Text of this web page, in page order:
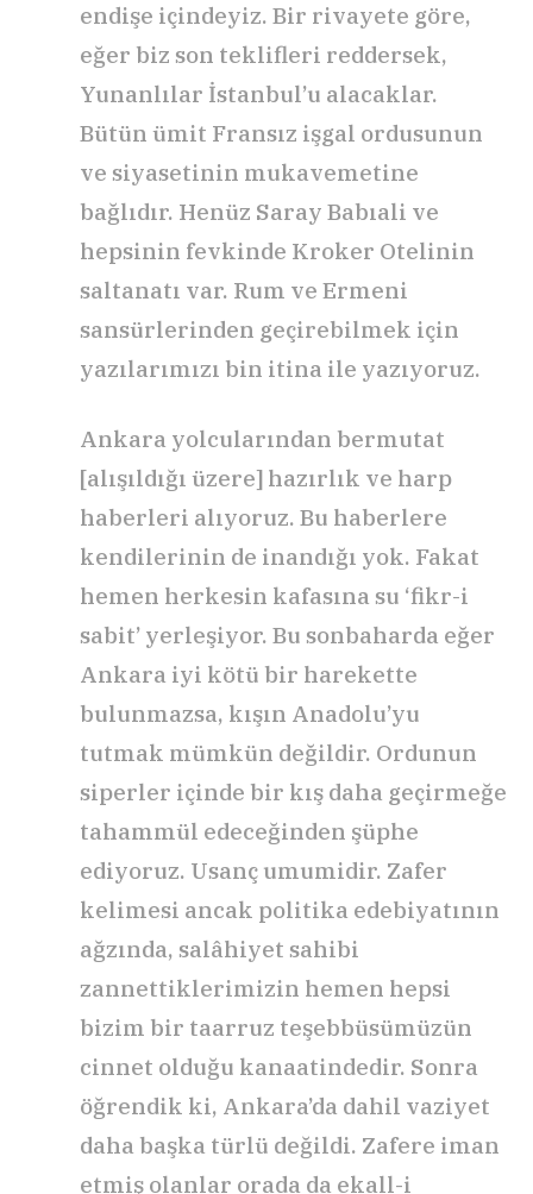
endişe içindeyiz. Bir rivayete göre,
eğer biz son teklifleri reddersek,
Yunanlılar İstanbul’u alacaklar.
Bütün ümit Fransız işgal ordusunun
ve siyasetinin mukavemetine
bağlıdır. Henüz Saray Babıali ve
hepsinin fevkinde Kroker Otelinin
saltanatı var. Rum ve Ermeni
sansürlerinden geçirebilmek için
yazılarımızı bin itina ile yazıyoruz.
Ankara yolcularından bermutat
[alışıldığı üzere] hazırlık ve harp
haberleri alıyoruz. Bu haberlere
kendilerinin de inandığı yok. Fakat
hemen herkesin kafasına su ‘fikr-i
sabit’ yerleşiyor. Bu sonbaharda eğer
Ankara iyi kötü bir harekette
bulunmazsa, kışın Anadolu’yu
tutmak mümkün değildir. Ordunun
siperler içinde bir kış daha geçirmeğe
tahammül edeceğinden şüphe
ediyoruz. Usanç umumidir. Zafer
kelimesi ancak politika edebiyatının
ağzında, salâhiyet sahibi
zannettiklerimizin hemen hepsi
bizim bir taarruz teşebbüsümüzün
cinnet olduğu kanaatindedir. Sonra
öğrendik ki, Ankara’da dahil vaziyet
daha başka türlü değildi. Zafere iman
etmiş olanlar orada da ekall-i